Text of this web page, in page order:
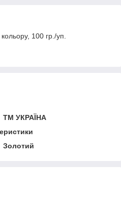
100 гр./уп.
ТМ УКРАЇНА
Золотий